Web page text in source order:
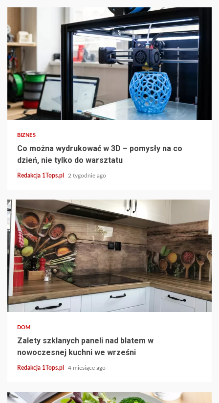
2 min read
BIZNES
Co można wydrukować w 3D – pomysły na co
dzień, nie tylko do warsztatu
Redakcja 1Tops.pl 2 tygodnie ago
3 min read
DOM
Zalety szklanych paneli nad blatem w
nowoczesnej kuchni we wrześni
Redakcja 1Tops.pl 4 miesiące ago